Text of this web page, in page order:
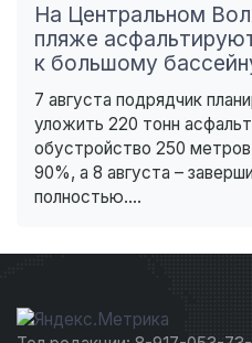
На Центральном
пляже
к большому
7 августа подрядчик
уложить 220 тонн
обустройство 250
90%, а 8 августа –
полностью....